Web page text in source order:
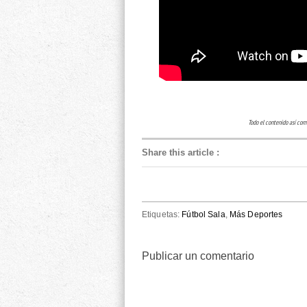
Todo el contenido así
Share this article :
Etiquetas: Fútbol Sala, Más Deportes
Publicar un comentario